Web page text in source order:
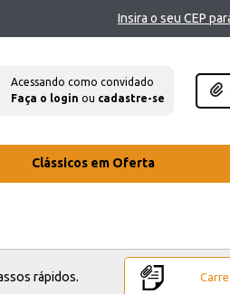
Insira o seu CEP
Acessando como convidado
Faça o login ou cadastre-se
Clássicos em Oferta
rápidos.